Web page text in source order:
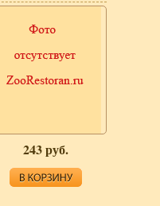
243 руб.